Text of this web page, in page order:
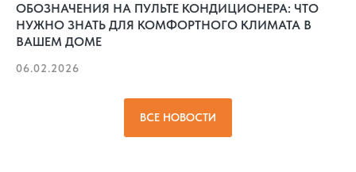
ОБОЗНАЧЕНИЯ НА ПУЛЬТЕ КОНДИЦИОНЕРА: ЧТО
НУЖНО ЗНАТЬ ДЛЯ КОМФОРТНОГО КЛИМАТА В
ВАШЕМ ДОМЕ
06.02.2026
ВСЕ НОВОСТИ